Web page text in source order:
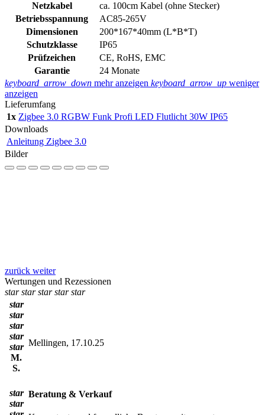
Netzkabel
ca. 100cm Kabel (ohne Stecker)
Betriebsspannung
AC85-265V
Dimensionen
200*167*40mm (L*B*T)
Schutzklasse
IP65
Prüfzeichen
CE, RoHS, EMC
Garantie
24 Monate
keyboard_arrow_down mehr anzeigen keyboard_arrow_up weniger
anzeigen
Lieferumfang
1x Zigbee 3.0 RGBW Funk Profi LED Flutlicht 30W IP65
Downloads
Anleitung Zigbee 3.0
Bilder
zurück weiter
Wertungen und Rezessionen
star star star star star
star
star
star
star
star
M.
S.
Mellingen, 17.10.25
star
star
Beratung & Verkauf